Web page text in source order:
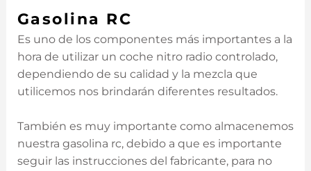
Gasolina RC
Es uno de los componentes más importantes a la
hora de utilizar un coche nitro radio controlado,
dependiendo de su calidad y la mezcla que
utilicemos nos brindarán diferentes resultados.
También es muy importante como almacenemos
nuestra gasolina rc, debido a que es importante
seguir las instrucciones del fabricante, para no